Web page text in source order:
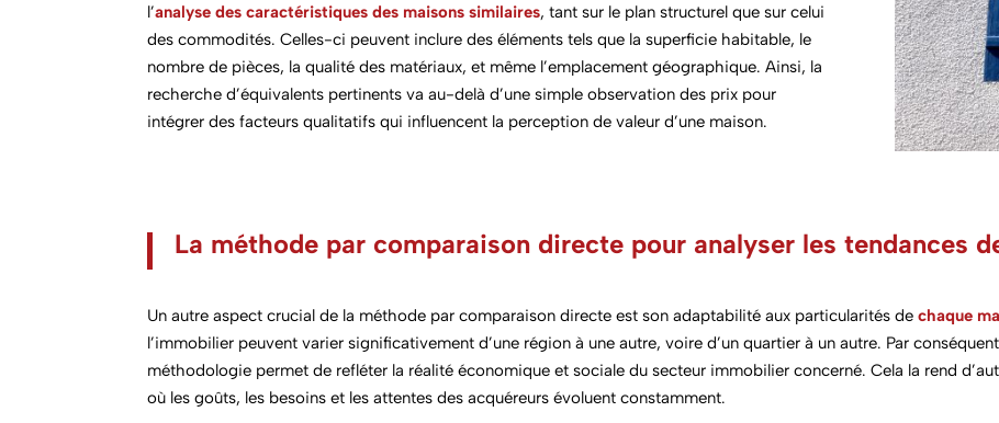
l’analyse des caractéristiques des maisons similaires, tant sur le plan structurel que sur celui
des commodités. Celles-ci peuvent inclure des éléments tels que la superficie habitable, le
nombre de pièces, la qualité des matériaux, et même l’emplacement géographique. Ainsi, la
recherche d’équivalents pertinents va au-delà d’une simple observation des prix pour
intégrer des facteurs qualitatifs qui influencent la perception de valeur d’une maison.
La méthode par comparaison directe pour analyser les tendances
Un autre aspect crucial de la méthode par comparaison directeest son adaptabilité aux particularités de chaque
l’immobilier peuvent varier significativement d’une région à une autre, voire d’un quartier à un autre. Par
méthodologie permet de refléter la réalité économique et sociale du secteur immobilier concerné. Cela la rend
où les goûts, les besoins et les attentes des acquéreurs évoluent constamment.